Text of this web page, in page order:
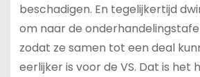
beschadigen. En tegelijkertijd
om naar de
zodat ze samen tot een deal
eerlijker is voor de VS. Dat is het